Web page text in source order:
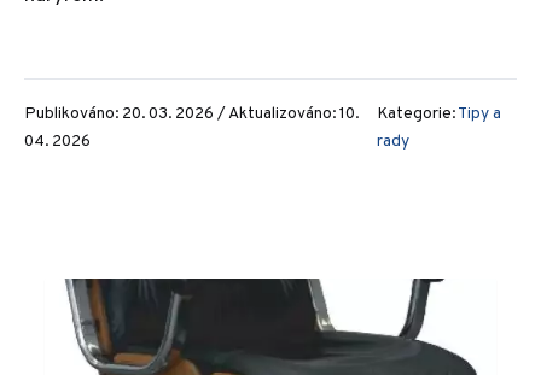
Publikováno: 20. 03. 2026 / Aktualizováno: 10.
04. 2026
Kategorie:Tipy a
rady